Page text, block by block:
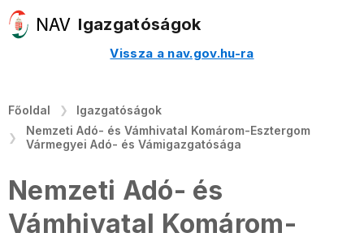
Igazgatóságok
Vissza a nav.gov.hu-ra
Főoldal
Igazgatóságok
Nemzeti Adó- és Vámhivatal Komárom-Esztergom
Vármegyei Adó- és Vámigazgatósága
Nemzeti Adó- és
Vámhivatal Komárom-